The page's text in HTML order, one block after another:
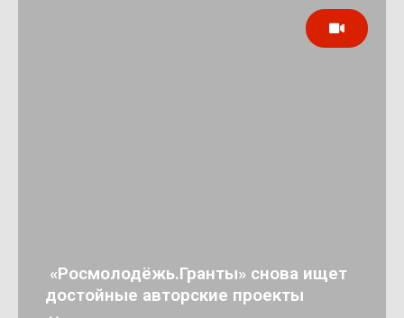
«Росмолодёжь.Гранты» снова ищет
достойные авторские проекты